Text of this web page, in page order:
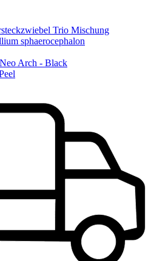
Trio Mischung
sphaerocephalon
Arch - Black